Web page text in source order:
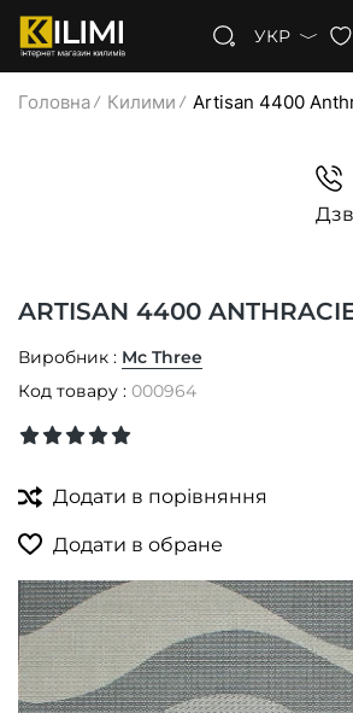
УКР
Головна Килими Artisan 4400
ARTISAN 4400
Виробник : Mc Three
Код товару : 000964
Додати в порівняння
Додати в обране